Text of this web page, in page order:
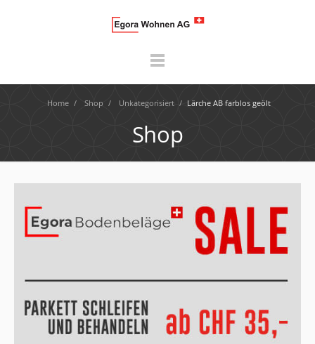
Home / Shop / Unkategorisiert / Lärche AB farblos geölt
Shop